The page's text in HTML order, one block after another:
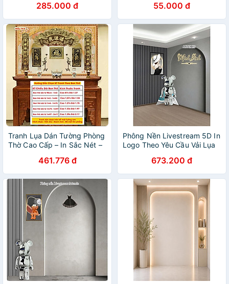
285.000 đ
Phong Cảnh Làng Quê ZH-
1015
55.000 đ
Tranh Lụa Dán Tường Phòng
Thờ Cao Cấp – In Sắc Nét –
Xưởng - Mẫu TK3
461.776 đ
Phông Nền Livestream 5D In
Logo Theo Yêu Cầu Vải Lụa
673.200 đ